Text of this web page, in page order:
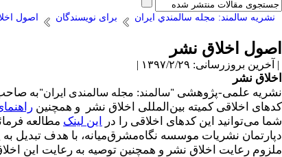
نشريه سالمند: مجله سالمندي ايران برای نویسندگان اصول
اصول اخلاق نشر
| آخرین بروزرسانی: ۱۳۹۷/۲/۲۹ |
اخلاق نشر
نشریه علمی-پژوهشی "سالمند: مجله سالمندی ایران"به
کدهای اخلاقی کمیته بین‌المللی اخلاق نشر
و همچنین
شما می‌توانید این کدهای اخلاقی را در
این لینک مطالعه
دپارتمان نشریات موسسه نگاه‌مشرق‌میانه‌، با هدف تبدیل
ملزوم رعایت اخلاق نشر و همچنین توصیه به رعایت این